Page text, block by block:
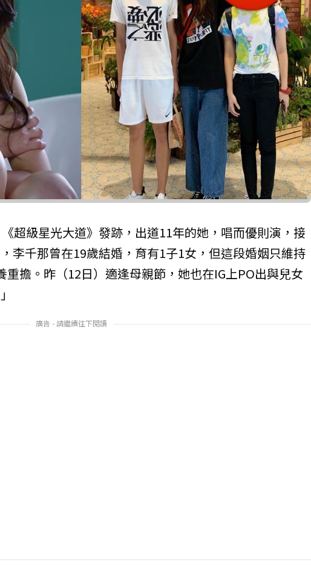
超級星光大道》發跡，出道11年的她，唱而優則演，接
李千那曾在19歲結婚，育有1子1女，但這段婚姻只維持
擔。昨（12日）適逢母親節，她也在IG上PO出與兒女
廣告 - 請繼續往下閱讀